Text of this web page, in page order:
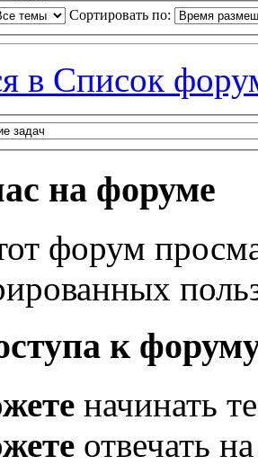
Сортировать по:
в Список
на форуме
форум
к
начинать
отвечать